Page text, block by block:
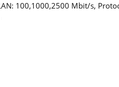
100,1000,2500 Mbit/s,